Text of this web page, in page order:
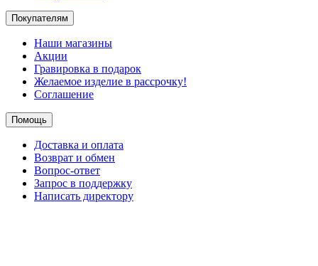
Покупателям
Наши магазины
Акции
Гравировка в подарок
Желаемое изделие в рассрочку!
Соглашение
Помощь
Доставка и оплата
Возврат и обмен
Вопрос-ответ
Запрос в поддержку
Написать директору